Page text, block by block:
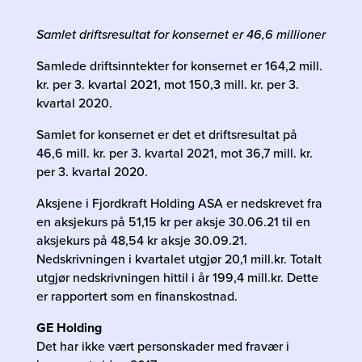
Samlet driftsresultat for konsernet er 46,6 millioner
Samlede driftsinntekter for konsernet er 164,2 mill.
kr. per 3. kvartal 2021, mot 150,3 mill. kr. per 3.
kvartal 2020.
Samlet for konsernet er det et driftsresultat på
46,6 mill. kr. per 3. kvartal 2021, mot 36,7 mill. kr.
per 3. kvartal 2020.
Aksjene i Fjordkraft Holding ASA er nedskrevet fra
en aksjekurs på 51,15 kr per aksje 30.06.21 til en
aksjekurs på 48,54 kr aksje 30.09.21.
Nedskrivningen i kvartalet utgjør 20,1 mill.kr. Totalt
utgjør nedskrivningen hittil i år 199,4 mill.kr. Dette
er rapportert som en finanskostnad.
GE Holding
Det har ikke vært personskader med fravær i